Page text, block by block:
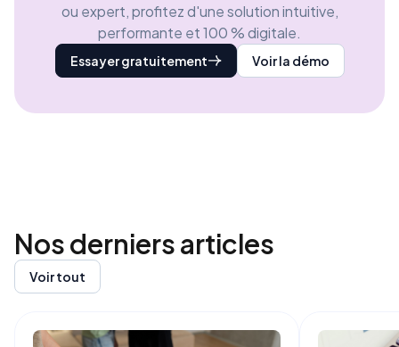
ou expert, profitez d'une solution intuitive,
performante et 100 % digitale.
Essayer gratuitement Voir la démo
Nos derniersarticles
Voir tout